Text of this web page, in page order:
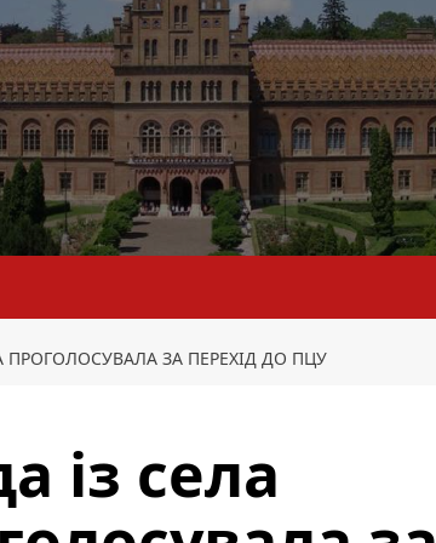
ПРОГОЛОСУВАЛА ЗА ПЕРЕХІД ДО ПЦУ
із села